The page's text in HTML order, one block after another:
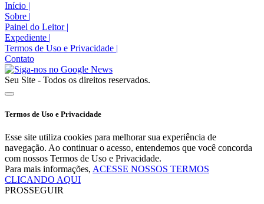
Início |
Sobre |
Painel do Leitor |
Expediente |
Termos de Uso e Privacidade |
Contato
Seu Site - Todos os direitos reservados.
Termos de Uso e Privacidade
Esse site utiliza cookies para melhorar sua experiência de
navegação. Ao continuar o acesso, entendemos que você concorda
com nossos Termos de Uso e Privacidade.
Para mais informações, ACESSE NOSSOS TERMOS
CLICANDO AQUI
PROSSEGUIR